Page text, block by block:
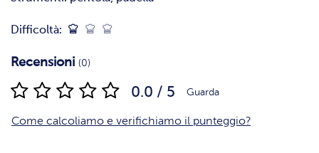
Difficoltà:
Recensioni (0)
0.0 / 5 Guarda
Come calcoliamo e verifichiamo il punteggio?